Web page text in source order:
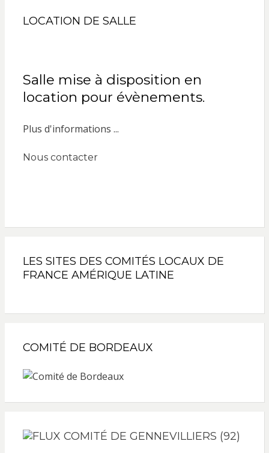
LOCATION DE SALLE
Salle mise à disposition en
location pour évènements.
Plus d'informations ...
Nous contacter
LES SITES DES COMITÉS LOCAUX DE
FRANCE AMÉRIQUE LATINE
COMITÉ DE BORDEAUX
COMITÉ DE GENNEVILLIERS (92)